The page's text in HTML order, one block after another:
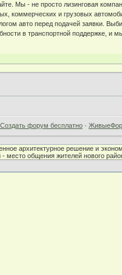
Мы - не просто лизинговая
коммерческих и грузовых
авто перед подачей заявки.
в транспортной поддержке, и
Создать форум бесплатно·
архитектурное решение и
место общения жителей нового